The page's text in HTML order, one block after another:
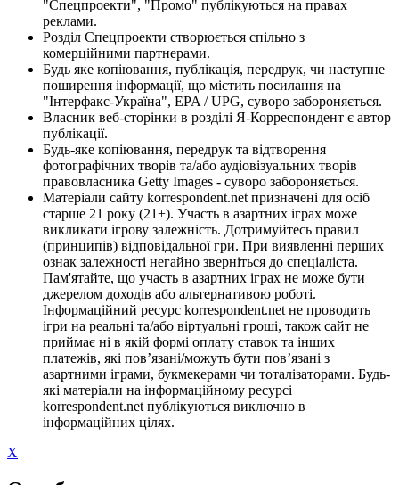
"Спецпроекти", "Промо" публікуються на правах
реклами.
Розділ Спецпроекти створюється спільно з
комерційними партнерами.
Будь яке копіювання, публікація, передрук, чи наступне
поширення інформації, що містить посилання на
"Інтерфакс-Україна", EPA / UPG, суворо забороняється.
Власник веб-сторінки в розділі Я-Корреспондент є автор
публікації.
Будь-яке копіювання, передрук та відтворення
фотографічних творів та/або аудіовізуальних творів
правовласника Getty Images - суворо забороняється.
Матеріали сайту korrespondent.net призначені для осіб
старше 21 року (21+). Участь в азартних іграх може
викликати ігрову залежність. Дотримуйтесь правил
(принципів) відповідальної гри. При виявленні перших
ознак залежності негайно зверніться до спеціаліста.
Пам'ятайте, що участь в азартних іграх не може бути
джерелом доходів або альтернативою роботі.
Інформаційний ресурс korrespondent.net не проводить
ігри на реальні та/або віртуальні гроші, також сайт не
приймає ні в якій формі оплату ставок та інших
платежів, які пов’язані/можуть бути пов’язані з
азартними іграми, букмекерами чи тоталізаторами. Будь-
які матеріали на інформаційному ресурсі
korrespondent.net публікуються виключно в
інформаційних цілях.
X